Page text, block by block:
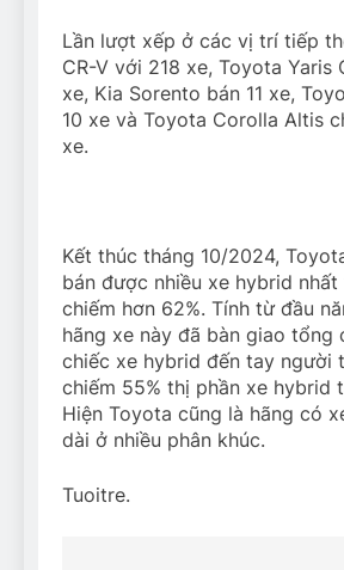
Lần lượt xếp ở các vị trí tiếp
CR-V với 218 xe, Toyota Yaris
xe, Kia Sorento bán 11 xe,
10 xe và Toyota Corolla Altis
xe.
Kết thúc tháng 10/2024,
bán được nhiều xe hybrid
chiếm hơn 62%. Tính từ đầu
hãng xe này đã bàn giao tổng
chiếc xe hybrid đến tay người
chiếm 55% thị phần xe hybrid
Hiện Toyota cũng là hãng có
dài ở nhiều phân khúc.
Tuoitre.